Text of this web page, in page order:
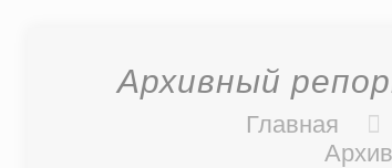
Архивный
Главная